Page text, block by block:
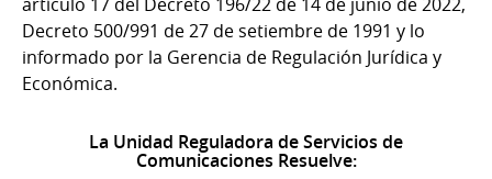
Decreto 500/991 de 27 de setiembre de 1991 y lo
informado por la Gerencia de Regulación Jurídica y
Económica.
La Unidad Reguladora de Servicios de
Comunicaciones Resuelve: